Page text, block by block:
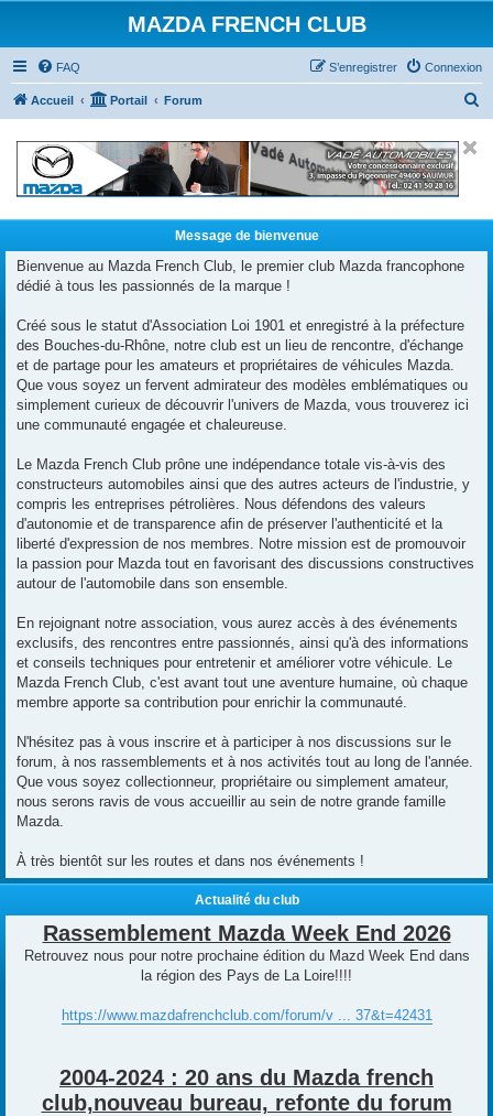
MAZDA FRENCH CLUB
FAQ Connexion
S’enregistrer
Accueil Portail Forum
Message de bienvenue
Bienvenue au Mazda French Club, le premier club Mazda francophone
dédié à tous les passionnés de la marque !
Créé sous le statut d'Association Loi 1901 et enregistré à la préfecture
des Bouches-du-Rhône, notre club est un lieu de rencontre, d'échange
et de partage pour les amateurs et propriétaires de véhicules Mazda.
Que vous soyez un fervent admirateur des modèles emblématiques ou
simplement curieux de découvrir l'univers de Mazda, vous trouverez ici
une communauté engagée et chaleureuse.
Le Mazda French Club prône une indépendance totale vis-à-vis des
constructeurs automobiles ainsi que des autres acteurs de l'industrie, y
compris les entreprises pétrolières. Nous défendons des valeurs
d'autonomie et de transparence afin de préserver l'authenticité et la
liberté d'expression de nos membres. Notre mission est de promouvoir
la passion pour Mazda tout en favorisant des discussions constructives
autour de l'automobile dans son ensemble.
En rejoignant notre association, vous aurez accès à des événements
exclusifs, des rencontres entre passionnés, ainsi qu'à des informations
et conseils techniques pour entretenir et améliorer votre véhicule. Le
Mazda French Club, c'est avant tout une aventure humaine, où chaque
membre apporte sa contribution pour enrichir la communauté.
N'hésitez pas à vous inscrire et à participer à nos discussions sur le
forum, à nos rassemblements et à nos activités tout au long de l'année.
Que vous soyez collectionneur, propriétaire ou simplement amateur,
nous serons ravis de vous accueillir au sein de notre grande famille
Mazda.
À très bientôt sur les routes et dans nos événements !
Actualité du club
Rassemblement Mazda Week End 2026
Retrouvez nous pour notre prochaine édition du Mazd Week End dans
la région des Pays de La Loire!!!!
https://www.mazdafrenchclub.com/forum/v ... 37&t=42431
2004-2024 : 20 ans du Mazda french
club,nouveau bureau, refonte du forum